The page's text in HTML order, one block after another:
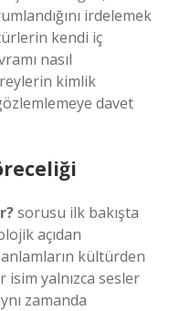
irdelemek
kendi iç
nasıl
kimlik
davet
sorusu ilk bakışta
açıdan
anlamların kültürden
yalnızca sesler
zamanda